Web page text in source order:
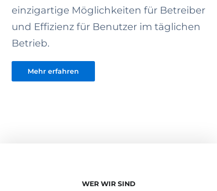
einzigartige Möglichkeiten für Betreiber
und Effizienz für Benutzer im täglichen
Betrieb.
Mehr erfahren
WER WIR SIND